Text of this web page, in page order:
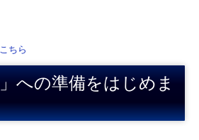
」への準備をはじめま